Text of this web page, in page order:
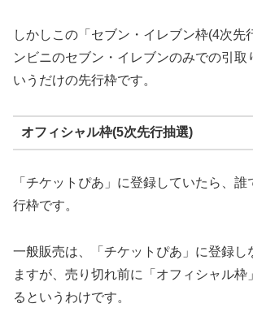
しかしこの「セブン・イレブン枠(4次先
ンビニのセブン・イレブンのみでの引取
いうだけの先行枠です。
オフィシャル枠(5次先行抽選)
「チケットぴあ」に登録していたら、
行枠です。
一般販売は、「チケットぴあ」に登録し
ますが、売り切れ前に「オフィシャル枠
るというわけです。